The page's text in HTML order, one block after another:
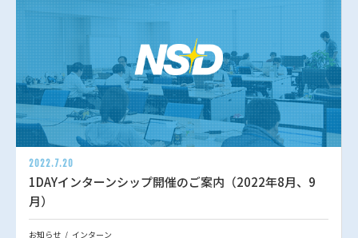
2022.7.20
1DAYインターンシップ開催のご案内（2022年8月、9
月）
お知らせ インターン